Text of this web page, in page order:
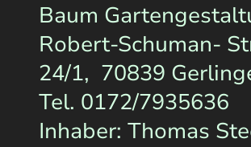
Baum
Robert-Schuman-
24/1, 70839
Tel. 0172/7935636
Inhaber: Thomas